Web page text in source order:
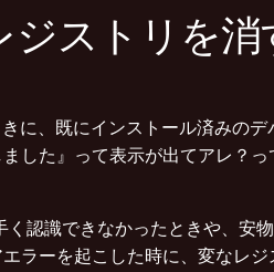
ジストリを消
に、既にインストール済みの
した』って表示が出てアレ？
認識できなかったときや、安
ラーを起こした時に、変なレ